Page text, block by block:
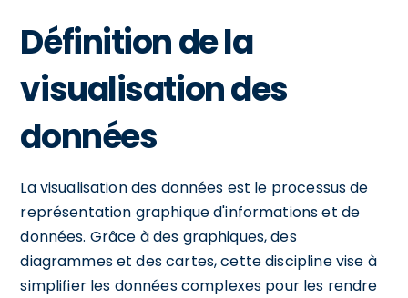
Définition de la
visualisation des
données
La visualisation des données est le processus de
représentation graphique d'informations et de
données. Grâce à des graphiques, des
diagrammes et des cartes, cette discipline vise à
simplifier les données complexes pour les rendre